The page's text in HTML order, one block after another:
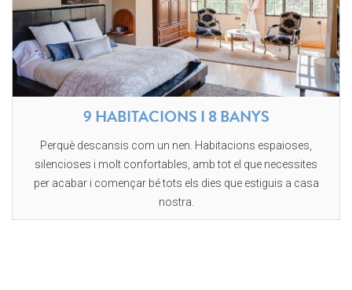
9 HABITACIONS I 8 BANYS
Perquè descansis com un nen. Habitacions espaioses,
silencioses i molt confortables, amb tot el que necessites
per acabar i començar bé tots els dies que estiguis a casa
nostra.